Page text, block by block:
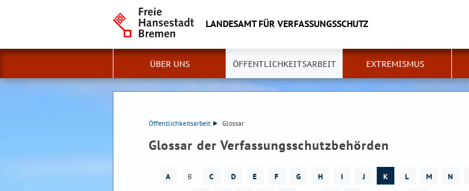
LANDESAMT FÜR VERFASSUNGSSCHUTZ
ÜBER UNS ÖFFENTLICHKEITSARBEIT EXTREMISMUS
Öffentlichkeitsarbeit Glossar
Glossar der Verfassungsschutzbehörden
A B C D E F G H I J K L M N